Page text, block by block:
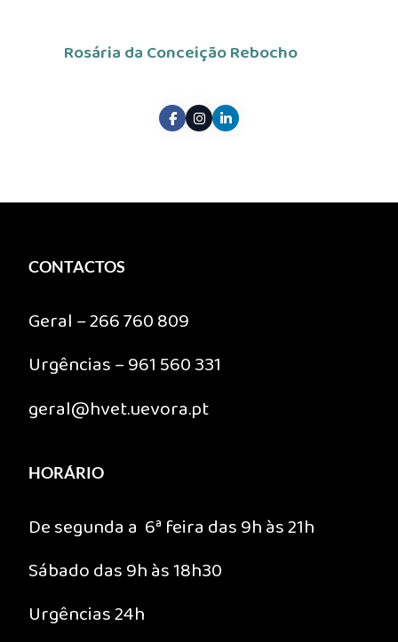
Rosária da Conceição Rebocho
CONTACTOS
Geral – 266 760 809
Urgências – 961 560 331
geral@hvet.uevora.pt
HORÁRIO
De segunda a 6ª feira das 9h às 21h
Sábado das 9h às 18h30
Urgências 24h